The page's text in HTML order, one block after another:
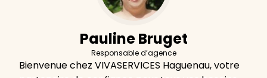
Pauline Bruget
Responsable d’agence
Bienvenue chez VIVASERVICES Haguenau, votre